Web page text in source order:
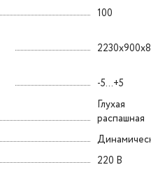
100
-5...+5
Глухая
распашная
220 В